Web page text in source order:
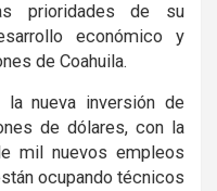
prioridades de su
económico y
de Coahuila.
la nueva inversión de
de dólares, con la
mil nuevos empleos
ocupando técnicos